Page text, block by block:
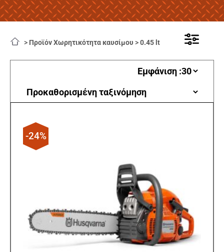
> Προϊόν Χωρητικότητα καυσίμου >0.45 lt
-24%